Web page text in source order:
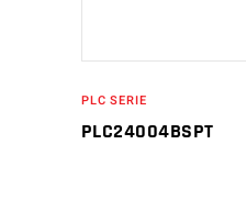
PLC SERIE
PLC24004BSPT